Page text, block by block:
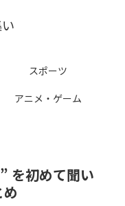
スポーツ
アニメ・ゲーム
を初めて聞い